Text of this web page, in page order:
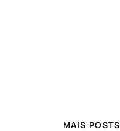
MAIS POSTS